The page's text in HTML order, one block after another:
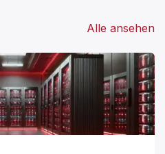
Alle ansehen